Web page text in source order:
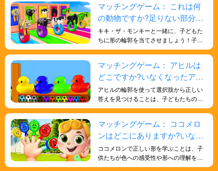
た、アイテムを比較して組み合わせを合
わせるという概念も理解できます。
マッチングゲーム： これは何
の動物ですか?足りない部分を
見つけよう！
キキ・ザ・モンキーと一緒に、子どもた
ちに形の輪郭を当てさせましょう！子ど
もたちの人生に関する一般的な知識と、
ちます。遊びを通して子どもたちに知識
を学ばせましょう。
マッチングゲーム： アヒルは
どこですか?いなくなったアヒ
ルを探そう！
アヒルの輪郭を使って選択肢から正しい
答えを見つけることは、子どもたちの形
状認識能力を鍛え、色に対する感受性を
得るのに役立ちます。
マッチングゲーム： ココメロ
ンはどこにありますか?いなく
なったココメロンを探そう！
ココメロンで正しい形を学ぶことは、子
供たちが色への感受性や形への理解を深
め、記憶力や反応能力を鍛え、脳を訓練